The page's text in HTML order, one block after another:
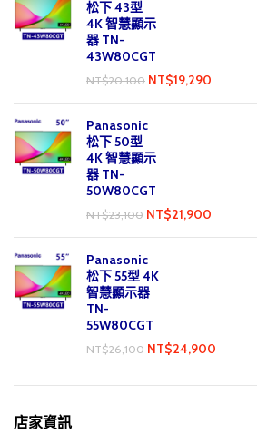
松下 43型
4K 智慧顯示
器 TN-
43W80CGT
NT$20,100 NT$19,290
Panasonic
松下 50型
4K 智慧顯示
器 TN-
50W80CGT
NT$23,100 NT$21,900
Panasonic
松下 55型 4K
智慧顯示器
TN-
55W80CGT
NT$26,100 NT$24,900
店家資訊